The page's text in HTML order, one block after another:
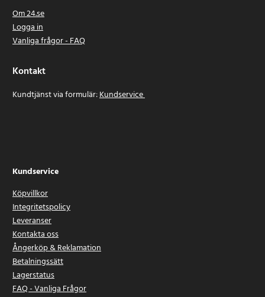
Om 24.se
Logga in
Vanliga frågor - FAQ
Kontakt
Kundtjänst via formulär:Kundservice
Kundservice
Köpvillkor
Integritetspolicy
Leveranser
Kontakta oss
Ångerköp & Reklamation
Betalningssätt
Lagerstatus
FAQ - Vanliga Frågor